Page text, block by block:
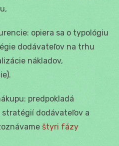
opiera sa o typológiu
dodávateľov na trhu
nákladov,
predpokladá
dodávateľov a
štyri fázy